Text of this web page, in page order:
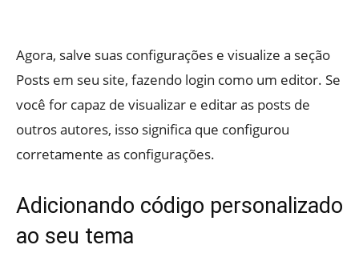
Agora, salve suas configurações e visualize a seção
Posts em seu site, fazendo login como um editor. Se
você for capaz de visualizar e editar as posts de
outros autores, isso significa que configurou
corretamente as configurações.
Adicionando código personalizado
ao seu tema